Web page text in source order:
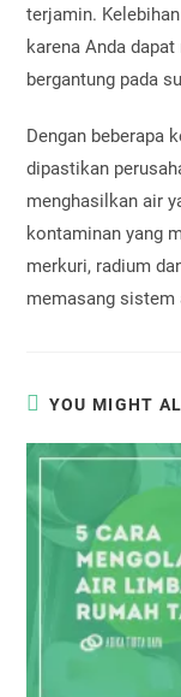
terjamin.
karena Anda
bergantung pada
Dengan beberapa
dipastikan
menghasilkan air
kontaminan yang
merkuri, radium
memasang sistem
YOU MIGHT